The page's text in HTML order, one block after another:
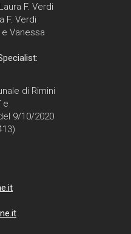
Laura F. Verdi
F. Verdi
Vanessa
di Rimini
e
9/10/2020